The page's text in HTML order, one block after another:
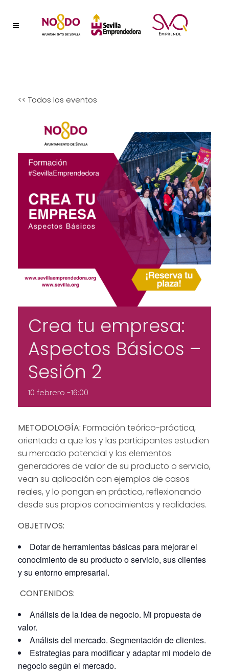
<< Todos los eventos
Crea tu empresa:
Aspectos Básicos –
Sesión 2
10 febrero -16:00
METODOLOGÍA: Formación teórico-práctica,
orientada a que los y las participantes estudien
su mercado potencial y los elementos
generadores de valor de su producto o servicio,
vean su aplicación con ejemplos de casos
reales, y lo pongan en práctica, reflexionando
desde sus propios conocimientos y realidades.
OBJETIVOS:
Dotar de herramientas básicas para mejorar el
conocimiento de su producto o servicio, sus clientes
y su entorno empresarial.
CONTENIDOS:
Análisis de la idea de negocio. Mi propuesta de
valor.
Análisis del mercado. Segmentación de clientes.
Estrategias para modificar y adaptar mi modelo de
negocio según el mercado.